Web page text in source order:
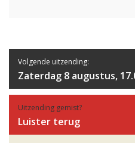
Volgende uitzending:
Zaterdag 8 augustus,
Uitzending gemist?
Luister terug